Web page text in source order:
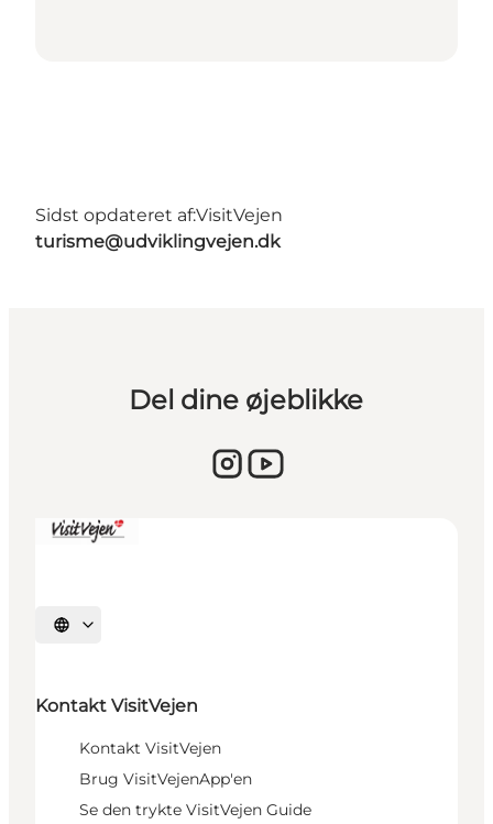
Sidst opdateret af:VisitVejen
turisme@udviklingvejen.dk
Del dine øjeblikke
Vælg sprog
Kontakt VisitVejen
Kontakt VisitVejen
Brug VisitVejenApp'en
Se den trykte VisitVejen Guide